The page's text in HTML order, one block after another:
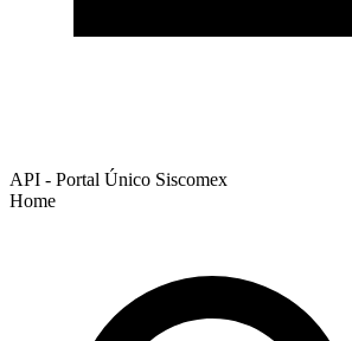
API - Portal Único Siscomex
Home